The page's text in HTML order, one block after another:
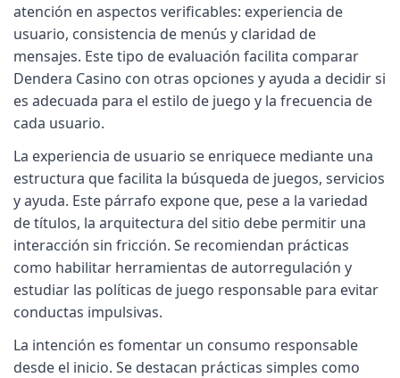
atención en aspectos verificables: experiencia de
usuario, consistencia de menús y claridad de
mensajes. Este tipo de evaluación facilita comparar
Dendera Casino con otras opciones y ayuda a decidir si
es adecuada para el estilo de juego y la frecuencia de
cada usuario.
La experiencia de usuario se enriquece mediante una
estructura que facilita la búsqueda de juegos, servicios
y ayuda. Este párrafo expone que, pese a la variedad
de títulos, la arquitectura del sitio debe permitir una
interacción sin fricción. Se recomiendan prácticas
como habilitar herramientas de autorregulación y
estudiar las políticas de juego responsable para evitar
conductas impulsivas.
La intención es fomentar un consumo responsable
desde el inicio. Se destacan prácticas simples como